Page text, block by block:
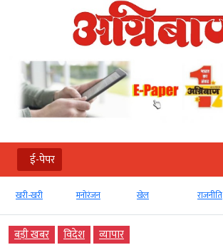
ई-पेपर
खरी-खरी मनोरंजन खेल राजनीति
बड़ी खबर विदेश व्‍यापार